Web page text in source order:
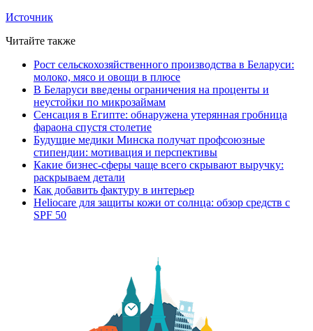
Источник
Читайте также
Рост сельскохозяйственного производства в Беларуси:
молоко, мясо и овощи в плюсе
В Беларуси введены ограничения на проценты и
неустойки по микрозаймам
Сенсация в Египте: обнаружена утерянная гробница
фараона спустя столетие
Будущие медики Минска получат профсоюзные
стипендии: мотивация и перспективы
Какие бизнес-сферы чаще всего скрывают выручку:
раскрываем детали
Как добавить фактуру в интерьер
Heliocare для защиты кожи от солнца: обзор средств с
SPF 50